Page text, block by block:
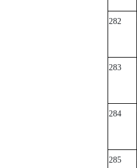
282
283
284
285